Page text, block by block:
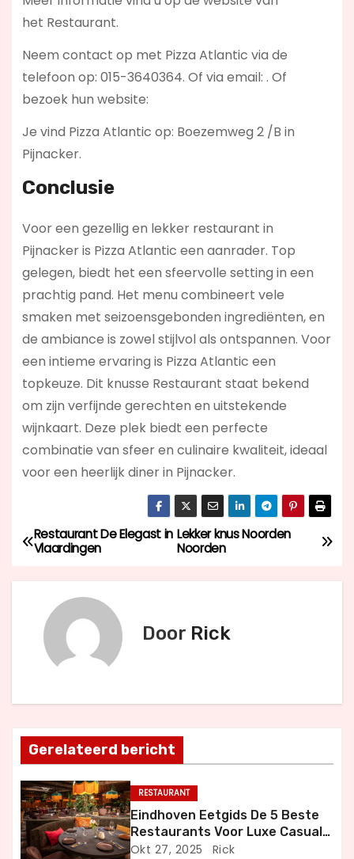
het Restaurant.
Neem contact op met Pizza Atlantic via de
telefoon op: 015-3640364. Of via email: . Of
bezoek hun website:
Je vind Pizza Atlantic op: Boezemweg 2 /B in
Pijnacker.
Conclusie
Voor een gezellig en lekker restaurant in
Pijnacker is Pizza Atlantic een aanrader. Top
gelegen, biedt het een sfeervolle setting in een
prachtig pand. Het menu combineert vele
smaken met seizoensgebonden ingrediënten, en
de ambiance is zowel stijlvol als ontspannen. Voor
een intieme ervaring is Pizza Atlantic een
topkeuze. Dit knusse Restaurant staat bekend
om zijn verfijnde gerechten en uitstekende
wijnkaart. Deze plek biedt een perfecte
combinatie van sfeer en culinaire kwaliteit, ideaal
voor een heerlijk diner in Pijnacker.
B
e
h
t
n
a
v
Lekker knus Noorden
Noorden
Restaurant De Elegast in
Vlaardingen
Door Rick
Gerelateerd bericht
RESTAURANT
Eindhoven Eetgids De 5 Beste
Restaurants Voor Luxe Casual
en Bijzondere Momenten
Okt 27, 2025 Rick